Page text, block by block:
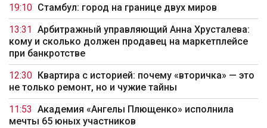
19:10 Стамбул: город на границе двух миров
13:31
Арбитражный управляющий Анна Хрусталева:
кому и сколько должен продавец на маркетплейсе
при банкротстве
12:30
Квартира с историей: почему «вторичка» — это
не только ремонт, но и чужие тайны
11:53 Академия «Ангелы Плющенко» исполнила
мечты 65 юных участников